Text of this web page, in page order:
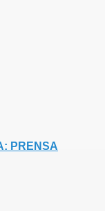
PRENSA